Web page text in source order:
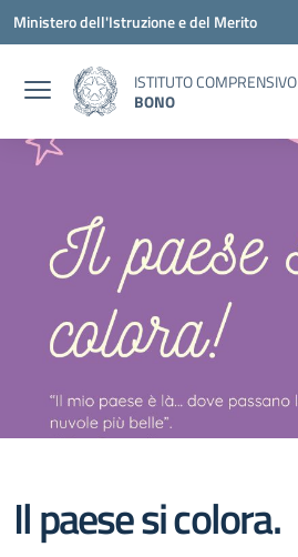
Vai ai contenuti
Vai al menu di navigazione
Vai al footer
Ministero dell'Istruzione e del Merito
ISTITUTO COMPRENSIVO
BONO
Il paese si colora.